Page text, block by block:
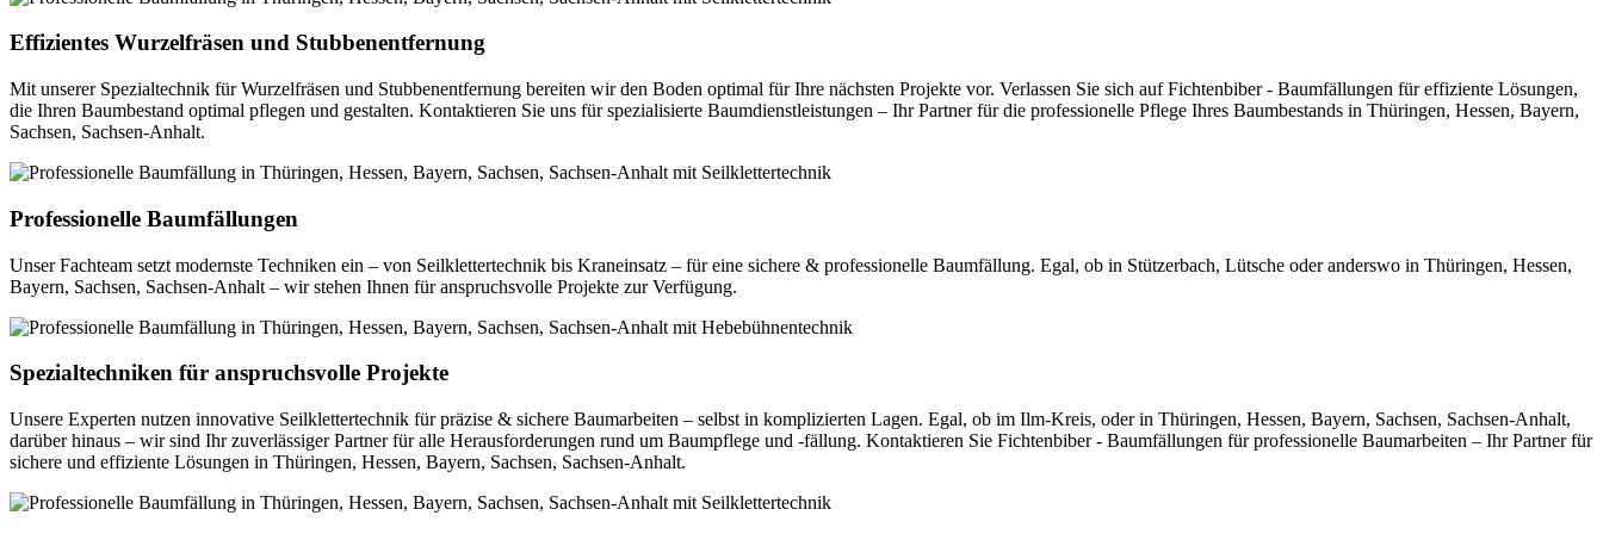
Effizientes Wurzelfräsen und Stubbenentfernung
Mit unserer Spezialtechnik für Wurzelfräsen und Stubbenentfernung bereiten wir den Boden optimal für Ihre nächsten Projekte vor. Verlassen Sie sich auf Fichtenbiber - Baumfällungen für effiziente Lösungen,
die Ihren Baumbestand optimal pflegen und gestalten. Kontaktieren Sie uns für spezialisierte Baumdienstleistungen – Ihr Partner für die professionelle Pflege Ihres Baumbestands in Thüringen, Hessen, Bayern,
Sachsen, Sachsen-Anhalt.
Professionelle Baumfällungen
Unser Fachteam setzt modernste Techniken ein – von Seilklettertechnik bis Kraneinsatz – für eine sichere & professionelle Baumfällung. Egal, ob in Stützerbach, Lütsche oder anderswo in Thüringen, Hessen,
Bayern, Sachsen, Sachsen-Anhalt – wir stehen Ihnen für anspruchsvolle Projekte zur Verfügung.
Spezialtechniken für anspruchsvolle Projekte
Unsere Experten nutzen innovative Seilklettertechnik für präzise & sichere Baumarbeiten – selbst in komplizierten Lagen. Egal, ob im Ilm-Kreis, oder in Thüringen, Hessen, Bayern, Sachsen, Sachsen-Anhalt,
darüber hinaus – wir sind Ihr zuverlässiger Partner für alle Herausforderungen rund um Baumpflege und -fällung. Kontaktieren Sie Fichtenbiber - Baumfällungen für professionelle Baumarbeiten – Ihr Partner für
sichere und effiziente Lösungen in Thüringen, Hessen, Bayern, Sachsen, Sachsen-Anhalt.